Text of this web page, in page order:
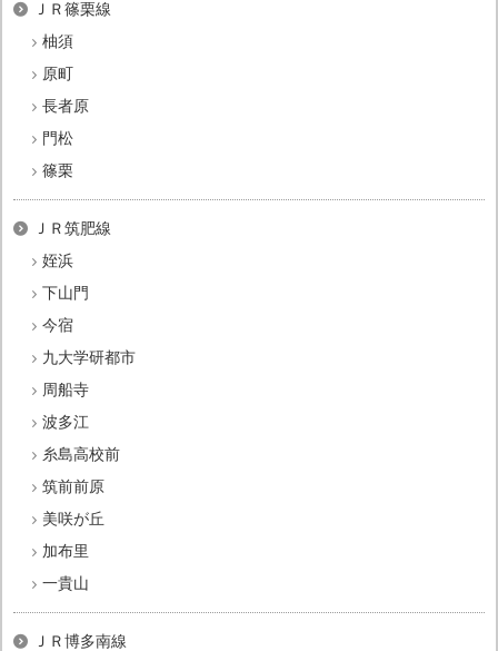
ＪＲ篠栗線
柚須
原町
長者原
門松
篠栗
ＪＲ筑肥線
姪浜
下山門
今宿
九大学研都市
周船寺
波多江
糸島高校前
筑前前原
美咲が丘
加布里
一貴山
ＪＲ博多南線